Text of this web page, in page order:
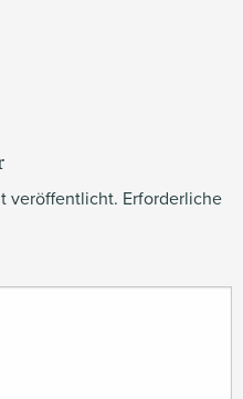
veröffentlicht. Erforderliche